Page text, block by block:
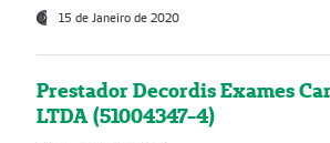
15 de Janeiro de 2020
Prestador Decordis Exames
LTDA (51004347-4)